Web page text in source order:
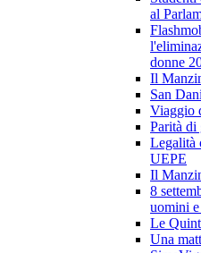
al
donne
Il
San
Viaggio
Parità di
Legalità
UEPE
Il
8
uomini
Le
Una